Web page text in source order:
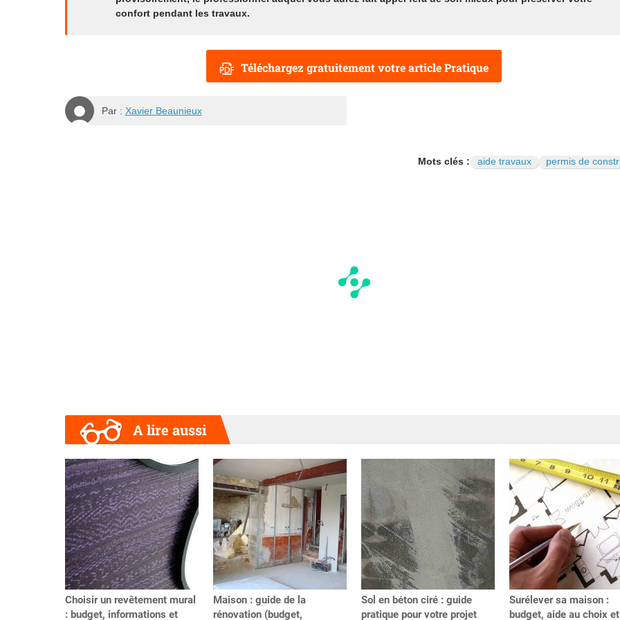
confort pendant les travaux.
Téléchargez gratuitement votre article Pratique
Par : Xavier Beaunieux
Mots clés : aide travaux permis de
A lire aussi
Choisir un revêtement mural
: budget, informations et
Maison : guide de la
rénovation (budget,
Sol en béton ciré : guide
pratique pour votre projet
Surélever sa maison :
budget, aide au choix et
Précédent